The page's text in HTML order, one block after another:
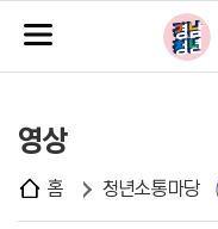
영상
홈 청년소통마당